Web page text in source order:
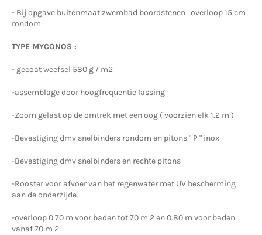
- Bij opgave buitenmaat zwembad boordstenen : overloop 15 cm
rondom
TYPE MYCONOS :
- gecoat weefsel 580 g / m2
-assemblage door hoogfrequentie lassing
-Zoom gelast op de omtrek met een oog ( voorzien elk 1.2 m )
-Bevestiging dmv snelbinders rondom en pitons " P " inox
-Bevestiging dmv snelbinders en rechte pitons
-Rooster voor afvoer van het regenwater met UV bescherming
aan de onderzijde.
-overloop 0.70 m voor baden tot 70 m 2 en 0.80 m voor baden
vanaf 70 m 2